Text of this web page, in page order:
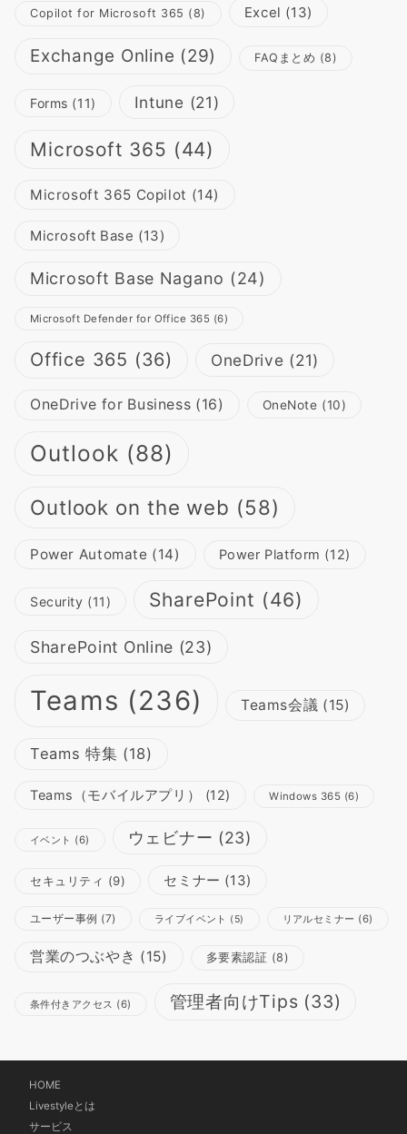
Copilot for Microsoft 365 (8) Excel (13)
Exchange Online (29) FAQまとめ (8)
Forms (11) Intune (21)
Microsoft 365 (44)
Microsoft 365 Copilot (14)
Microsoft Base (13)
Microsoft Base Nagano (24)
Microsoft Defender for Office 365 (6)
Office 365 (36) OneDrive (21)
OneDrive for Business (16) OneNote (10)
Outlook (88)
Outlook on the web (58)
Power Automate (14) Power Platform (12)
Security (11) SharePoint (46)
SharePoint Online (23)
Teams (236) Teams会議 (15)
Teams 特集 (18)
Teams（モバイルアプリ） (12) Windows 365 (6)
イベント (6) ウェビナー (23)
セキュリティ (9) セミナー (13)
ユーザー事例 (7) ライブイベント (5) リアルセミナー (6)
営業のつぶやき (15) 多要素認証 (8)
条件付きアクセス (6) 管理者向けTips (33)
HOME
Livestyleとは
サービス